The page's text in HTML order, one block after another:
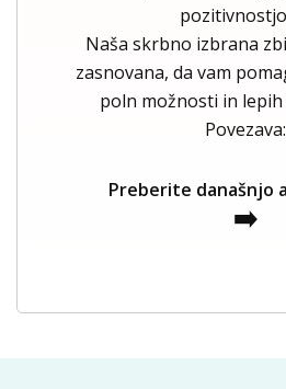
Naša skrbno izbrana
zasnovana, da vam
poln možnosti in
Povezava:
Preberite današnjo
➡️